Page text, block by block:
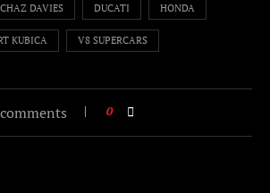
CHAZ DAVIES DUCATI HONDA
KUBICA V8 SUPERCARS
0